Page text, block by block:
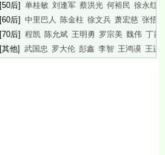
[50后] 单桂敏 刘逢军 蔡洪光 何裕民 徐永红
[60后] 中里巴人 陈金柱 徐文兵 萧宏慈 张悟本
[70后] 程凯 陈允斌 王明勇 罗宗美 魏伟 丁霞
[其他] 武国忠 罗大伦 彭鑫 李智 王鸿谟 王连清